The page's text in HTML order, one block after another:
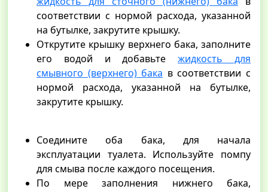
соответствии с нормой расхода, указанной
на бутылке, закрутите крышку.
Открутите крышку верхнего бака, заполните
его водой и добавьтежидкость для
смывного (верхнего) бака в соответствии с
нормой расхода, указанной на бутылке,
закрутите крышку.
Соедините оба бака, для начала
эксплуатации туалета. Используйте помпу
для смыва после каждого посещения.
По мере заполнения нижнего бака,